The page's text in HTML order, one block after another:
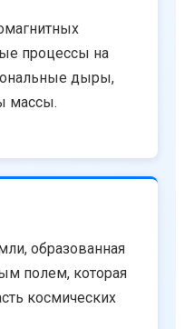
процессы на
дыры,
массы.
образованная
полем, которая
космических